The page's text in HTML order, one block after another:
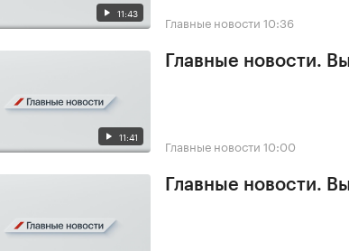
11:43 Главные новости 10:36
11:41
Главные новости.
Главные новости 10:00
Главные новости.